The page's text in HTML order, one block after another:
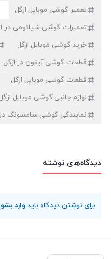
تعمیر گوشی موبایل ازگل
تعمیرات گوشی شیائومی در
خرید گوشی موبایل ازگل
قطعات گوشی آیفون در ازگل
قطعات گوشی موبایل ازگل
لوازم جانبی گوشی موبایل ازگل
نمایندگی گوشی سامسونگ در
دیدگاه‌های نوشته
برای نوشتن دیدگاه باید وارد